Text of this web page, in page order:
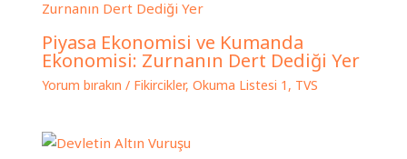
Piyasa Ekonomisi ve Kumanda
Ekonomisi: Zurnanın Dert Dediği Yer
Yorum bırakın / Fikircikler, Okuma Listesi 1 , TVS